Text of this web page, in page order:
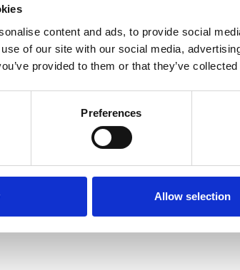
content and ads, to provide social
of our site with our social media,
provided to them or that they’ve
Preferences
Allow selection
το Υπουργείο Παιδείας, Αθλητισμού και
και την Γενική Διευθύντρια του ΥΥ Δρ
διαχείρισης του ποσού που
Παναγίδης συγχάρηκε την Παιδιατρική
που πραγματοποιούνται το διάστημα
Χατζηπαντέλα με τη σειρά του
παρουσία και προσφορά της στα ιατρικά
στις προσπάθειες για ενίσχυση και
της ποιοτικής προσφοράς υγείας στα
ακέραιο τη δωρεά, για το καλό των μικρών